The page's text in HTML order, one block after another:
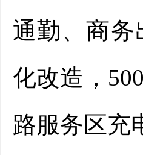
通勤、商务
化改造，
路服务区充